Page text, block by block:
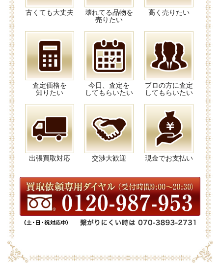
古くても大丈夫
壊れてる品物を
売りたい
高く売りたい
査定価格を
知りたい
今日、査定を
してもらいたい
プロの方に査定
してもらいたい
出張買取対応 交渉大歓迎 現金でお支払い